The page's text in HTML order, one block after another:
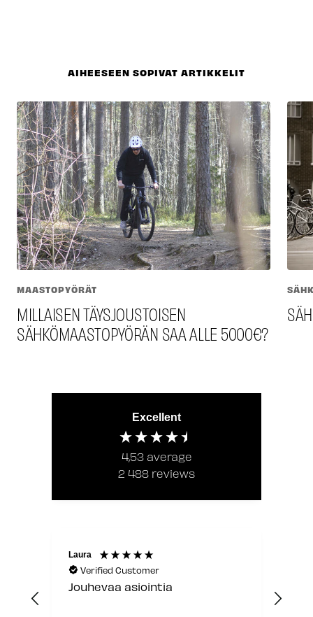
AIHEESEEN SOPIVAT ARTIKKELIT
MAASTOPYÖRÄT
MILLAISEN TÄYSJOUSTOISEN
SÄHKÖMAASTOPYÖRÄN SAA ALLE 5000€?
Excellent
4,53 average
2 488 reviews
Laura
Verified Customer
Jouhevaa asiointia